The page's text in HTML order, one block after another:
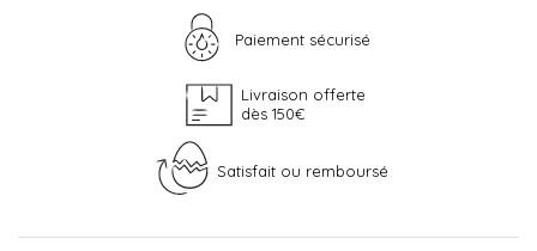
Paiement sécurisé
Livraison offerte
dès 150€
Satisfait ou remboursé